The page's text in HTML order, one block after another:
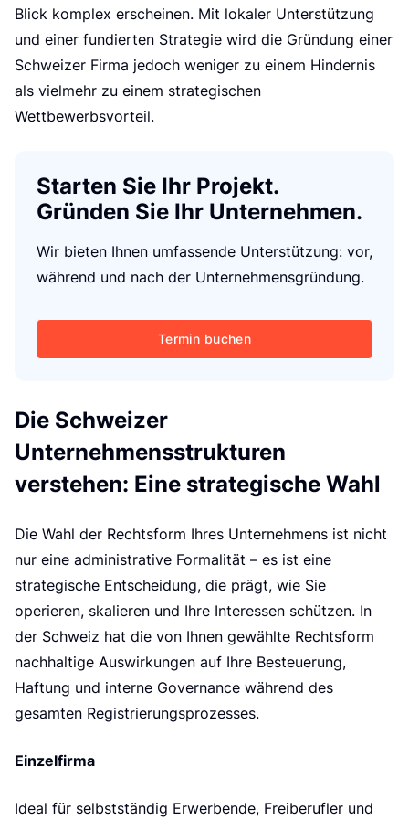
d
Blick komplex erscheinen. Mit lokaler Unterstützung
und einer fundierten Strategie wird die Gründung einer
Schweizer Firma jedoch weniger zu einem Hindernis
als vielmehr zu einem strategischen
Wettbewerbsvorteil.
Starten Sie Ihr Projekt.
Gründen Sie Ihr Unternehmen.
Wir bieten Ihnen umfassende Unterstützung: vor,
während und nach der Unternehmensgründung.
Termin buchen
Die Schweizer
Unternehmensstrukturen
verstehen: Eine strategische Wahl
Die Wahl der Rechtsform Ihres Unternehmens ist nicht
nur eine administrative Formalität – es ist eine
strategische Entscheidung, die prägt, wie Sie
operieren, skalieren und Ihre Interessen schützen. In
der Schweiz hat die von Ihnen gewählte Rechtsform
nachhaltige Auswirkungen auf Ihre Besteuerung,
Haftung und interne Governance während des
gesamten Registrierungsprozesses.
Einzelfirma
Ideal für selbstständig Erwerbende, Freiberufler und